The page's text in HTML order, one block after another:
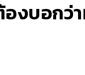
งบอกว่